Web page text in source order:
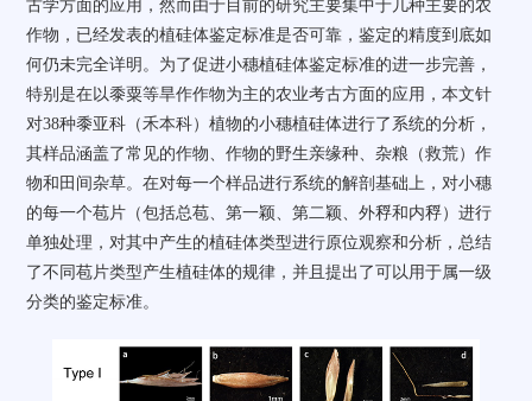
古学方面的应用，然而由于目前的研究主要集中于几种主要的农
作物，已经发表的植硅体鉴定标准是否可靠，鉴定的精度到底如
何仍未完全详明。为了促进小穗植硅体鉴定标准的进一步完善，
特别是在以黍粟等旱作作物为主的农业考古方面的应用，本文针
对38种黍亚科（禾本科）植物的小穗植硅体进行了系统的分析，
其样品涵盖了常见的作物、作物的野生亲缘种、杂粮（救荒）作
物和田间杂草。在对每一个样品进行系统的解剖基础上，对小穗
的每一个苞片（包括总苞、第一颖、第二颖、外稃和内稃）进行
单独处理，对其中产生的植硅体类型进行原位观察和分析，总结
了不同苞片类型产生植硅体的规律，并且提出了可以用于属一级
分类的鉴定标准。